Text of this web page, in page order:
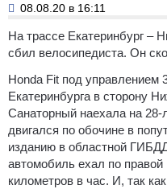
08.08.20 в 16:11
На трассе Екатеринбург –
сбил велосипедиста. Он
Honda Fit под управлением
Екатеринбурга в сторону
Санаторный наехала на 28-
двигался по обочине в
изданию в областной
автомобиль ехал по
километров в час. И, так